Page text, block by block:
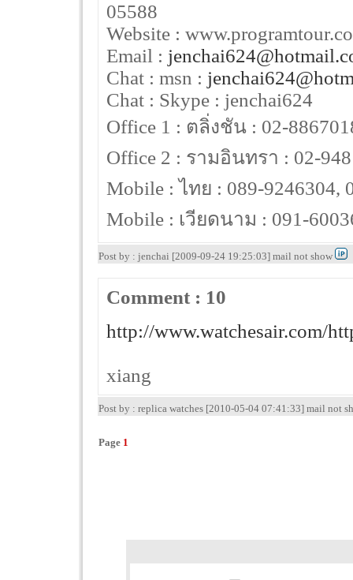
05588
Website :
Email :
Chat : msn :
Chat : Skype : jenchai624
Office 1 : ตลิ่งชัน : 02-
Office 2 : รามอินทรา : 02-
Mobile : ไทย : 089-9246304,
Mobile : เวียดนาม : 091-
Post by : jenchai [2009-09-24 19:25:03] mail not show
Comment : 10
http://www.watchesair.com/
xiang
Post by : replica watches [2010-05-04 07:41:33] mail not
Page 1